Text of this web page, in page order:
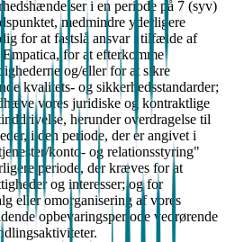
i en periode på 7 (syv)
medmindre yderligere
for at fastslå ansvar i tilfælde af
for at efterkomme
og/eller for at sikre
kvalitets- og sikkerhedsstandarder;
vores juridiske og kontraktlige
herunder overdragelse til
i den periode, der er angivet i
konto- og relationsstyring"
periode, der kræves for at
og interesser; og for
eller omorganisering af vores
opbevaringsperiode vedrørende